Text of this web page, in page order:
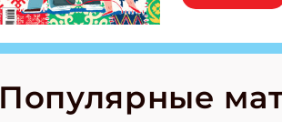
бурятов
странные
Популярные